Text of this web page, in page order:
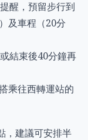
醒，預留步行到
及車程（20分
結束後40分鐘再
乘往西轉運站的
，建議可安排半